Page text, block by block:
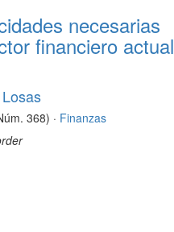
necesarias
financiero actual
368) · Finanzas